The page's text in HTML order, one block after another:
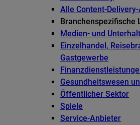
Alle Content-
Branchenspezifische
Medien- und
Einzelhandel,
Gastgewerbe
Gesundheitswesen
Öffentlicher Sektor
Spiele
Service-Anbieter